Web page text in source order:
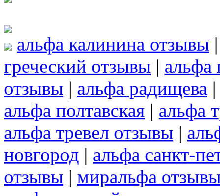
альфа калинина отзывы
греческий отзывы | альфа
отзывы | альфа радищева
альфа полтавская | альфа
альфа тревел отзывы |
новгород | альфа санкт-
отзывы | миральфа